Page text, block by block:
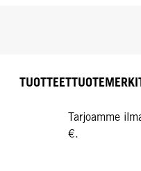
Tarjoamme
€.
TUOTTEET